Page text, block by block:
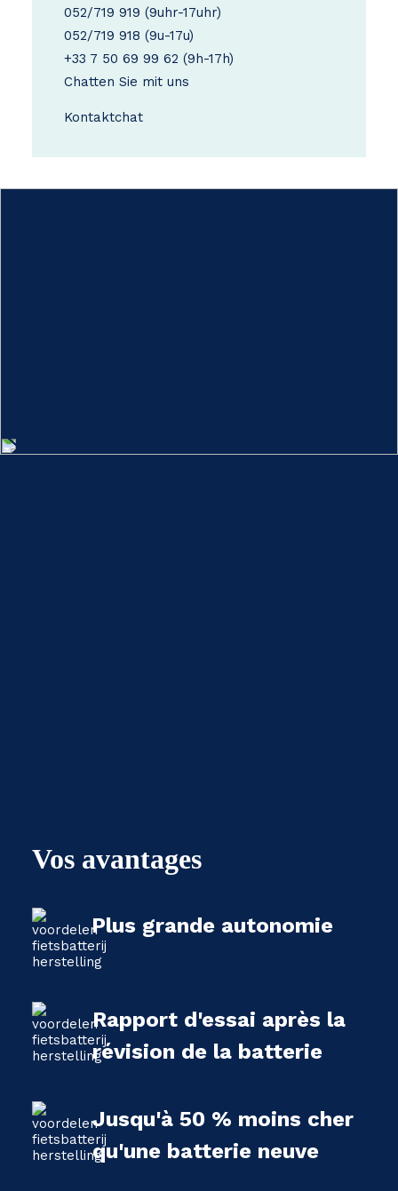
052/719 919 (9uhr-17uhr)
052/719 918 (9u-17u)
+33 7 50 69 99 62 (9h-17h)
Chatten Sie mit uns
Kontaktchat
Vos avantages
Plus grande autonomie
Rapport d'essai après la
révision de la batterie
Jusqu'à 50 % moins cher
qu'une batterie neuve